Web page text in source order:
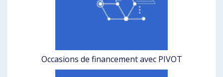
Occasions de financement avec PIVOT